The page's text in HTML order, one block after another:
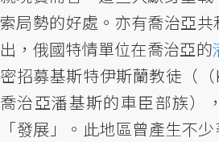
索局勢的好處。亦有喬治亞
出，俄國特情單位在喬治亞的
密招募基斯特伊斯蘭教徒（
喬治亞潘基斯的車臣部族）
「發展」。此地區曾產生不